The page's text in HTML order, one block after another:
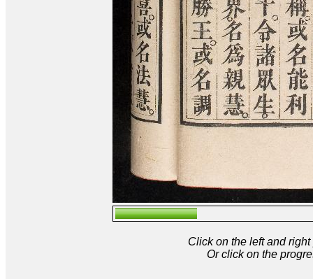
Click on the left and
Or click on the